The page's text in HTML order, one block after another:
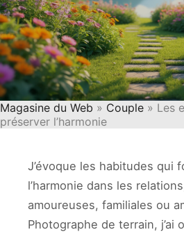
Magasine du Web » Couple » Les
préserver l’harmonie
J’évoque les habitudes qui
l’harmonie dans les
amoureuses, familiales ou
Photographe de terrain, j’ai